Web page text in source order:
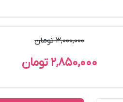
3,000,000 تومان
2,850,000 تومان